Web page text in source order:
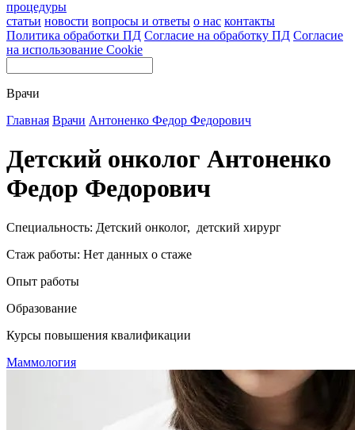
процедуры
статьи новости вопросы и ответы о нас контакты
Политика обработки ПД Согласие на обработку ПД Согласие
на использование Cookie
Врачи
Главная Врачи Антоненко Федор Федорович
Детский онколог Антоненко
Федор Федорович
Специальность: Детский онколог, детский хирург
Стаж работы: Нет данных о стаже
Опыт работы
Образование
Курсы повышения квалификации
Маммология